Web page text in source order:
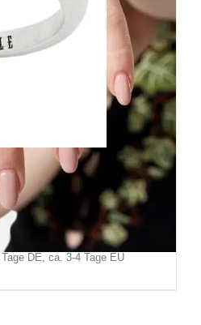
Poisoned Ivy
19,90€
MwSt.
DE, ca. 3-4 Tage EU